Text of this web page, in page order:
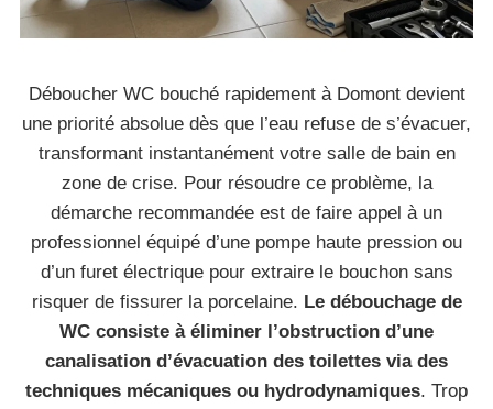
Déboucher WC bouché rapidement à Domont devient
une priorité absolue dès que l’eau refuse de s’évacuer,
transformant instantanément votre salle de bain en
zone de crise. Pour résoudre ce problème, la
démarche recommandée est de faire appel à un
professionnel équipé d’une pompe haute pression ou
d’un furet électrique pour extraire le bouchon sans
risquer de fissurer la porcelaine. Le débouchage de
WC consiste à éliminer l’obstruction d’une
canalisation d’évacuation des toilettes via des
techniques mécaniques ou hydrodynamiques. Trop